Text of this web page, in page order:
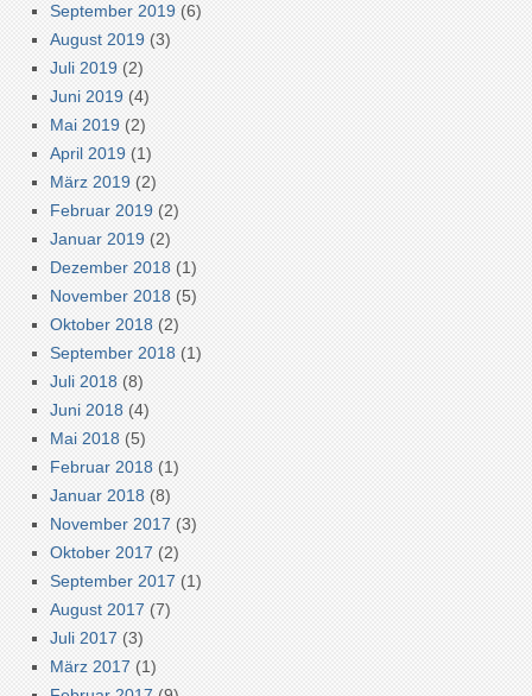
September 2019 (6)
August 2019 (3)
Juli 2019 (2)
Juni 2019 (4)
Mai 2019 (2)
April 2019 (1)
März 2019 (2)
Februar 2019 (2)
Januar 2019 (2)
Dezember 2018 (1)
November 2018 (5)
Oktober 2018 (2)
September 2018 (1)
Juli 2018 (8)
Juni 2018 (4)
Mai 2018 (5)
Februar 2018 (1)
Januar 2018 (8)
November 2017 (3)
Oktober 2017 (2)
September 2017 (1)
August 2017 (7)
Juli 2017 (3)
März 2017 (1)